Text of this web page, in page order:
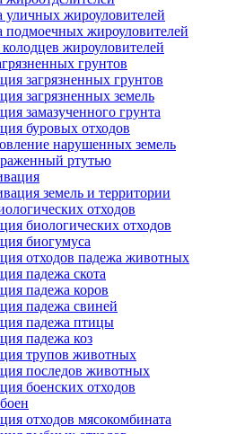
уличных жироуловителей
подмоечных жироуловителей
жироуловителей
грунтов
загрязненных грунтов
загрязненных земель
замазученного грунта
буровых отходов
нарушенных земель
ртутью
земель и территории
отходов
биологических отходов
биогумуса
отходов падежа животных
падежа скота
падежа коров
падежа свиней
падежа птицы
падежа коз
трупов животных
последов животных
боенских отходов
отходов мясокомбината